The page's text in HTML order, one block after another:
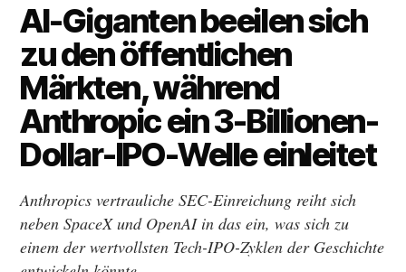
AI-Giganten beeilen sich
zu den öffentlichen
Märkten, während
Anthropic ein 3-Billionen-
Dollar-IPO-Welle einleitet
Anthropics vertrauliche SEC-Einreichung reiht sich
neben SpaceX und OpenAI in das ein, was sich zu
einem der wertvollsten Tech-IPO-Zyklen der Geschichte